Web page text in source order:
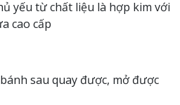
yếu từ chất liệu là hợp kim với
cao cấp
sau quay được, mở được